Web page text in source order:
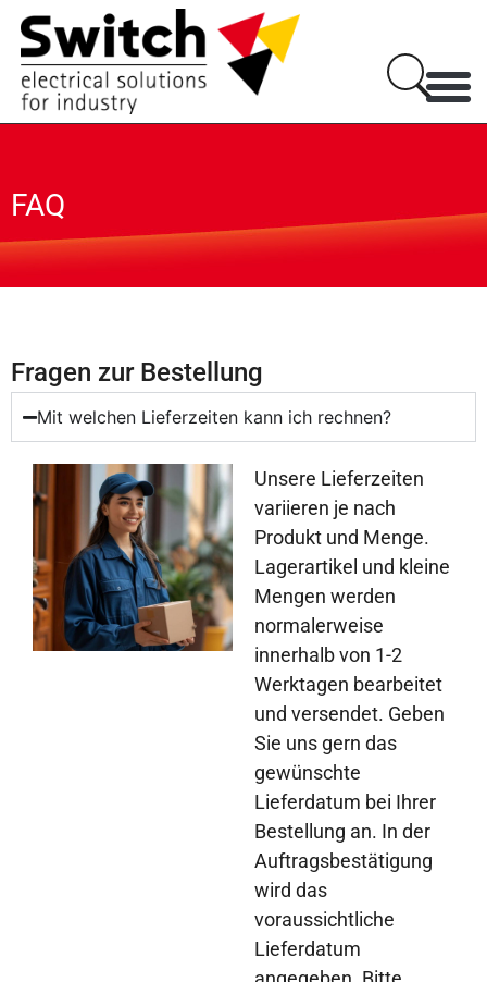
FAQ
Fragen zur Bestellung
Mit welchen Lieferzeiten kann ich rechnen?
Unsere Lieferzeiten
variieren je nach
Produkt und Menge.
Lagerartikel und kleine
Mengen werden
normalerweise
innerhalb von 1-2
Werktagen bearbeitet
und versendet. Geben
Sie uns gern das
gewünschte
Lieferdatum bei Ihrer
Bestellung an. In der
Auftragsbestätigung
wird das
voraussichtliche
Lieferdatum